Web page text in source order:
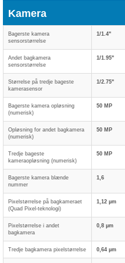
Kamera
Bagerste kamera
sensorstørrelse
1/1.4"
Andet bagkamera
sensorstørrelse
1/1.95"
Størrelse på tredje bageste
kamerasensor
1/2.75"
Bagerste kamera opløsning
(numerisk)
50 MP
Opløsning for andet bagkamera
(numerisk)
50 MP
Tredje bageste
kameraopløsning (numerisk)
50 MP
Bagerste kamera blænde
nummer
1,6
Pixelstørrelse på bagkameraet
(Quad Pixel-teknologi)
1,12 µm
Pixelstørrelse i andet
bagkamera
0,8 µm
Tredje bagkamera pixelstørrelse 0,64 µm